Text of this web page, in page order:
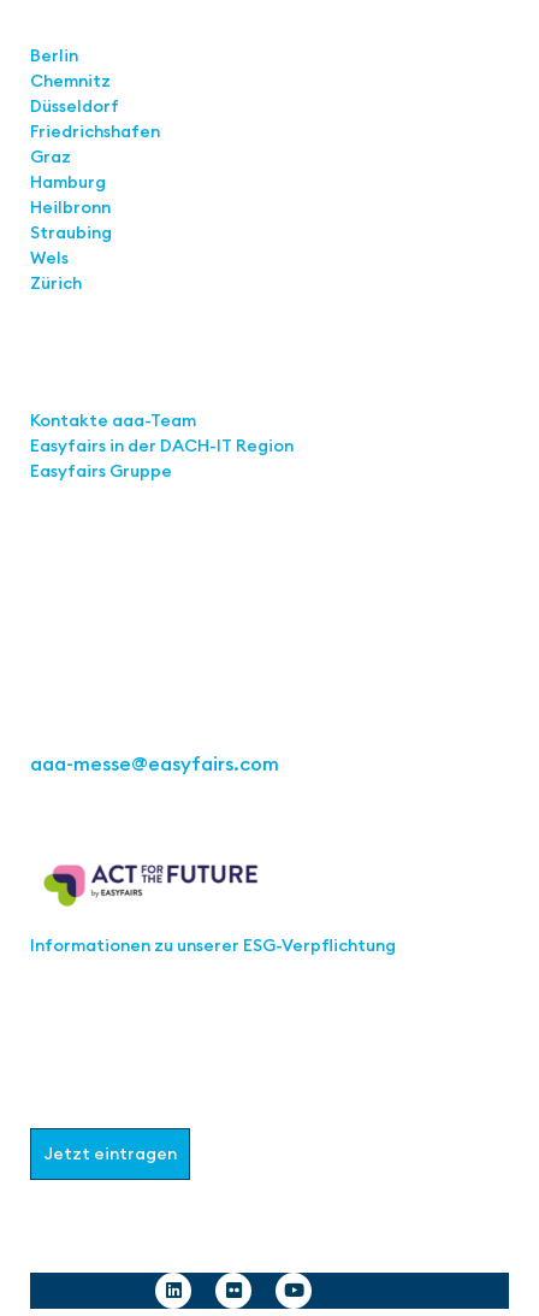
Berlin
Chemnitz
Düsseldorf
Friedrichshafen
Graz
Hamburg
Heilbronn
Straubing
Wels
Zürich
Kontakte aaa-Team
Easyfairs in der DACH-IT Region
Easyfairs Gruppe
aaa-messe@easyfairs.com
Informationen zu unserer ESG-Verpflichtung
Jetzt eintragen